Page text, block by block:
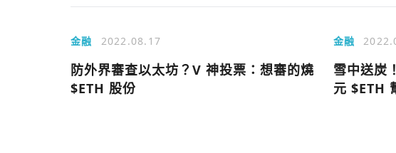
金融 2022.08.17
防外界審查以太坊？V 神投票：想審的燒
$ETH 股份
金融
雪中送炭
元 $ETH